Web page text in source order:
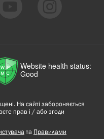
Website health status:
Good
На сайті забороняється
прав і / або згоди
та Правилами